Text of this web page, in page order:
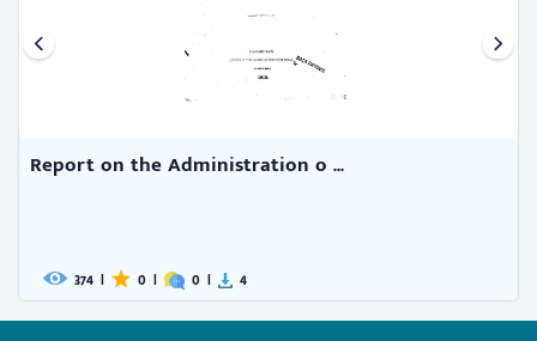
Report on the Administration o ...
374 | 0 | 0 | 4